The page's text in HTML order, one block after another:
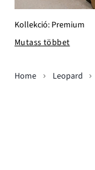
Kollekció: Premium
Mutass többet
Home Leopard